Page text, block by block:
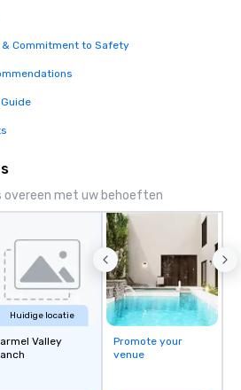
Commitment to Safety
overeen met uw behoeften
Huidige locatie
Valley
Promote your
venue